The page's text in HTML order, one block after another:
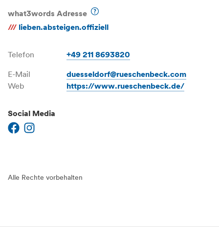
what3words Adresse
/// lieben.absteigen.offiziell
Telefon +49 211 8693820
E-Mail
duesseldorf@rueschenbeck.com
Web
https://www.rueschenbeck.de/
Social Media
Alle Rechte vorbehalten